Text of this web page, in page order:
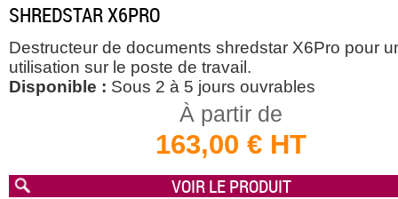
SHREDSTAR X6PRO
Destructeur de documents shredstar X6Pro pour
utilisation sur le poste de travail.
Disponible : Sous 2 à 5 jours ouvrables
À partir de
163,00 € HT
VOIR LE PRODUIT